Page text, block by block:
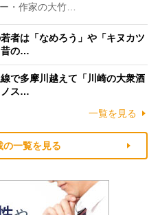
・作家の大竹…
者は「なめろう」や「キヌカツ
昔の…
で多摩川越えて「川崎の大衆酒
ノス…
一覧を見る
の一覧を見る